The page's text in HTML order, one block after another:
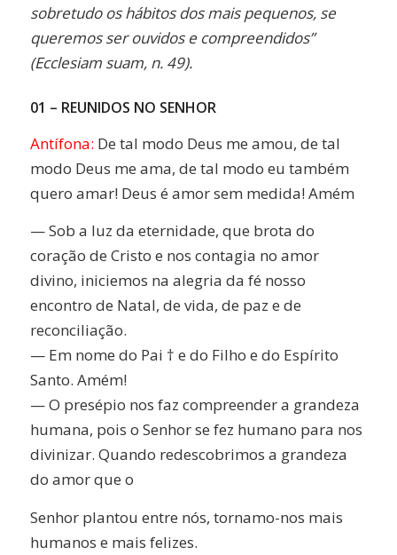
sobretudo os hábitos dos mais pequenos, se
queremos ser ouvidos e compreendidos”
(Ecclesiam suam, n. 49).
01 – REUNIDOS NO SENHOR
Antífona: De tal modo Deus me amou, de tal
modo Deus me ama, de tal modo eu também
quero amar! Deus é amor sem medida! Amém
— Sob a luz da eternidade, que brota do
coração de Cristo e nos contagia no amor
divino, iniciemos na alegria da fé nosso
encontro de Natal, de vida, de paz e de
reconciliação.
— Em nome do Pai † e do Filho e do Espírito
Santo. Amém!
— O presépio nos faz compreender a grandeza
humana, pois o Senhor se fez humano para nos
divinizar. Quando redescobrimos a grandeza
do amor que o
Senhor plantou entre nós, tornamo-nos mais
humanos e mais felizes.